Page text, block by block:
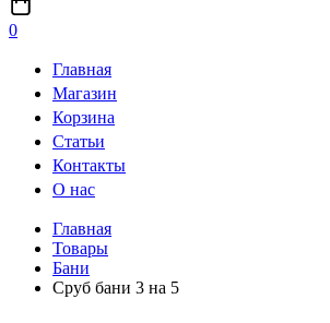
0
Главная
Магазин
Корзина
Статьи
Контакты
О нас
Главная
Товары
Бани
Сруб бани 3 на 5